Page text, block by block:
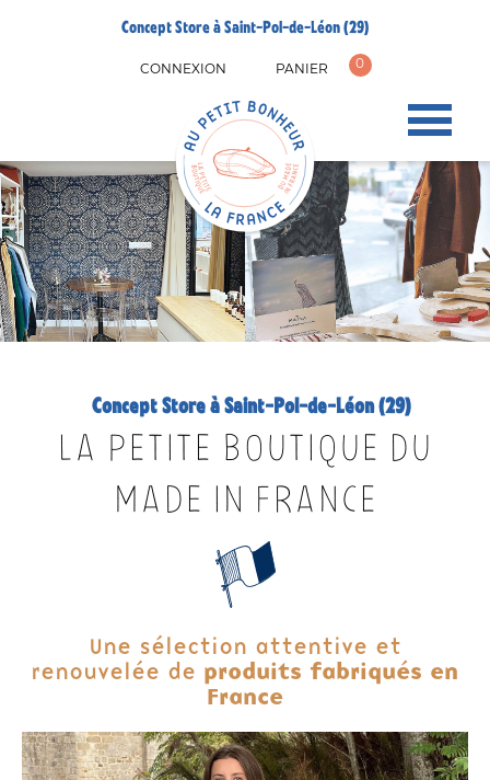
Concept Store à Saint-Pol-de-Léon (29)
CONNEXION PANIER 0
Concept Store à Saint-Pol-de-Léon (29)
LA PETITE BOUTIQUE DU
MADE IN FRANCE
Une sélection attentive et
renouvelée de produits fabriqués en
France